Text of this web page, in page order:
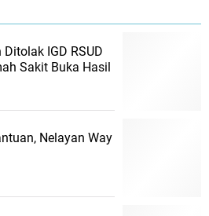
IGD RSUD
Sakit Buka Hasil
Nelayan Way